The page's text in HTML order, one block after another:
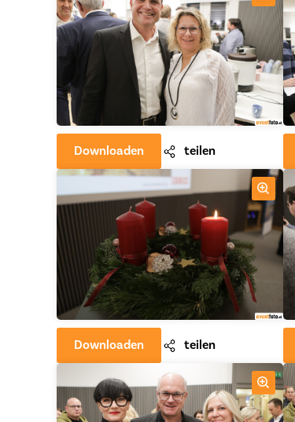
Downloaden teilen
Downloaden teilen